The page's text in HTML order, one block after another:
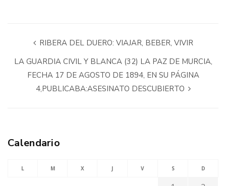
RIBERA DEL DUERO: VIAJAR, BEBER, VIVIR
LA GUARDIA CIVIL Y BLANCA (32) LA PAZ DE MURCIA,
FECHA 17 DE AGOSTO DE 1894, EN SU PÁGINA
4,PUBLICABA:ASESINATO DESCUBIERTO
Calendario
L M X J V S D